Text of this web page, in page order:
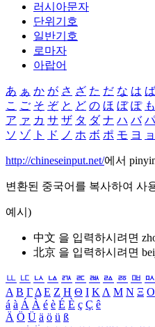
러시아문자
단위기호
일반기호
로마자
아랍어
あ ぁ か が さ ざ た だ な は ば
こ ご そ ぞ と ど の ほ ぼ ぽ も
ア ァ カ サ ザ タ ダ ナ ハ バ パ
ソ ゾ ト ド ノ ホ ボ ポ モ ヨ ョ
http://chineseinput.net/에서
변환된 중국어를 복사하여 사
예시)
中文 을 입력하시려면
北京 을 입력하시려면
ㅥ ㅦ ㅧ ㅨ ㅩ ㅪ ㅫ ㅬ ㅭ ㅮ ㅯ
Α Β ΓΔ Ε Ζ Η Θ Ι ΚΛ Μ Ν Ξ Ο
á à Á À é è É È ç Ç ê
Ä Ö Ü ä ö ü ß